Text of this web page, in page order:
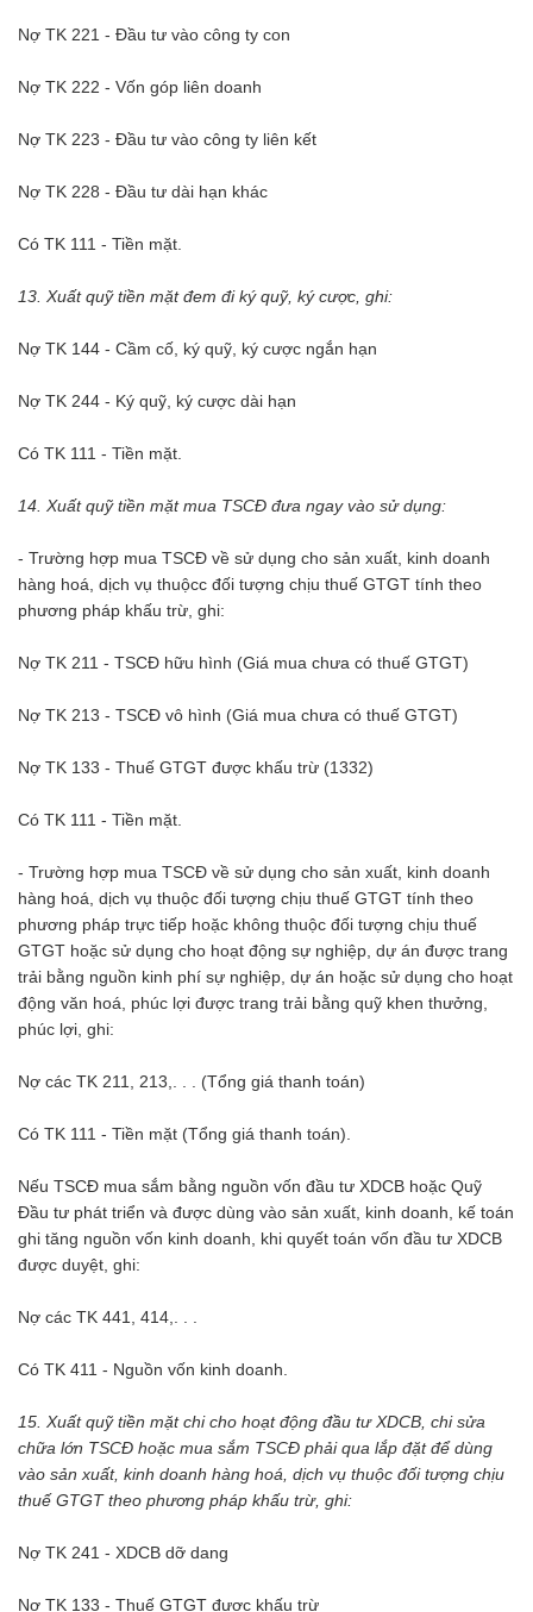
Nợ TK 221 - Đầu tư vào công ty con
Nợ TK 222 - Vốn góp liên doanh
Nợ TK 223 - Đầu tư vào công ty liên kết
Nợ TK 228 - Đầu tư dài hạn khác
Có TK 111 - Tiền mặt.
13. Xuất quỹ tiền mặt đem đi ký quỹ, ký cược, ghi:
Nợ TK 144 - Cầm cố, ký quỹ, ký cược ngắn hạn
Nợ TK 244 - Ký quỹ, ký cược dài hạn
Có TK 111 - Tiền mặt.
14. Xuất quỹ tiền mặt mua TSCĐ đưa ngay vào sử dụng:
- Trường hợp mua TSCĐ về sử dụng cho sản xuất, kinh doanh
hàng hoá, dịch vụ thuộcc đối tượng chịu thuế GTGT tính theo
phương pháp khấu trừ, ghi:
Nợ TK 211 - TSCĐ hữu hình (Giá mua chưa có thuế GTGT)
Nợ TK 213 - TSCĐ vô hình (Giá mua chưa có thuế GTGT)
Nợ TK 133 - Thuế GTGT được khấu trừ (1332)
Có TK 111 - Tiền mặt.
- Trường hợp mua TSCĐ về sử dụng cho sản xuất, kinh doanh
hàng hoá, dịch vụ thuộc đối tượng chịu thuế GTGT tính theo
phương pháp trực tiếp hoặc không thuộc đối tượng chịu thuế
GTGT hoặc sử dụng cho hoạt động sự nghiệp, dự án được trang
trải bằng nguồn kinh phí sự nghiệp, dự án hoặc sử dụng cho hoạt
động văn hoá, phúc lợi được trang trải bằng quỹ khen thưởng,
phúc lợi, ghi:
Nợ các TK 211, 213,. . . (Tổng giá thanh toán)
Có TK 111 - Tiền mặt (Tổng giá thanh toán).
Nếu TSCĐ mua sắm bằng nguồn vốn đầu tư XDCB hoặc Quỹ
Đầu tư phát triển và được dùng vào sản xuất, kinh doanh, kế toán
ghi tăng nguồn vốn kinh doanh, khi quyết toán vốn đầu tư XDCB
được duyệt, ghi:
Nợ các TK 441, 414,. . .
Có TK 411 - Nguồn vốn kinh doanh.
15. Xuất quỹ tiền mặt chi cho hoạt động đầu tư XDCB, chi sửa
chữa lớn TSCĐ hoặc mua sắm TSCĐ phải qua lắp đặt để dùng
vào sản xuất, kinh doanh hàng hoá, dịch vụ thuộc đối tượng chịu
thuế GTGT theo phương pháp khấu trừ, ghi:
Nợ TK 241 - XDCB dỡ dang
Nợ TK 133 - Thuế GTGT được khấu trừ